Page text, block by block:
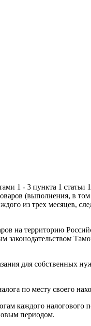
1 - 3 пункта 1
(выполнения, в
из трех месяцев,
на территорию
для собственных
по месту своего
каждого налогового
периодом.